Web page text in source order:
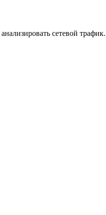
сетевой трафик.